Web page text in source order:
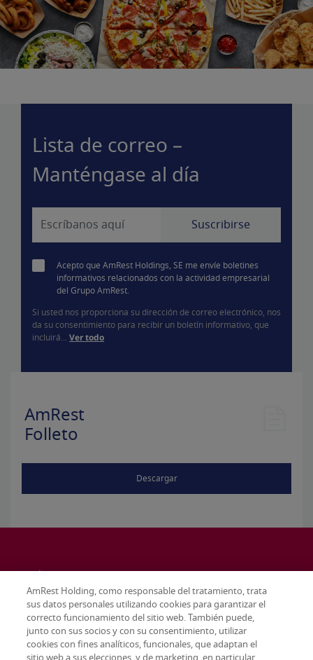
Lista de correo –
Manténgase al día
Acepto que AmRest Holdings, SE me envíe boletines
informativos relacionados con la actividad empresarial
del Grupo AmRest.
Si usted nos proporciona su dirección de correo electrónico, nos
da su consentimiento para recibir un boletín informativo, que
incluirá... Ver todo
AmRest
Folleto
Descargar
AmRest Holding, como responsable del tratamiento, trata
sus datos personales utilizando cookies para garantizar el
correcto funcionamiento del sitio web. También puede,
junto con sus socios y con su consentimiento, utilizar
cookies con fines analíticos, funcionales, que adaptan el